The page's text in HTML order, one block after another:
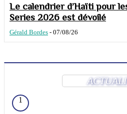
Le calendrier d’Haïti pour
Series 2026 est dévoilé
Gérald Bordes - 07/08/26
1